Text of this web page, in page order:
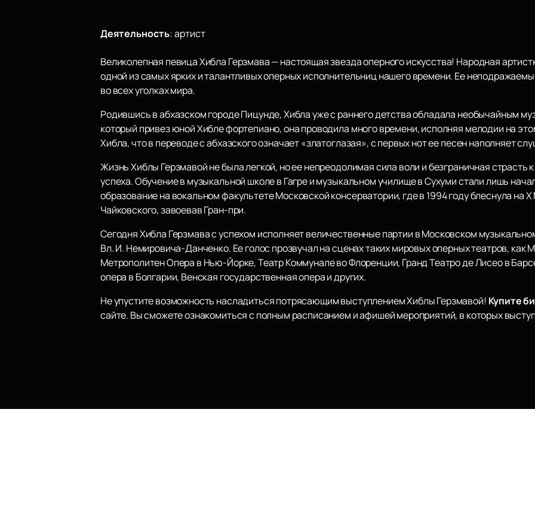
Деятельность:артист
Великолепная певица Хибла Герзмава — настоящая звезда оперного искусства! Народная
одной из самых ярких и талантливых оперных исполнительниц нашего времени. Ее
во всех уголках мира.
Родившись в абхазском городе Пицунде, Хибла уже с раннего детства обладала необычайным
который привез юной Хибле фортепиано, она проводила много времени, исполняя мелодии на
Хибла, что в переводе с абхазского означает «златоглазая», с первых нот ее песен наполняет
Жизнь Хиблы Герзмавой не была легкой, но ее непреодолимая сила воли и безграничная страсть
успеха. Обучение в музыкальной школе в Гагре и музыкальном училище в Сухуми стали лишь
образование на вокальном факультете Московской консерватории, где в 1994 году блеснула
Чайковского, завоевав Гран-при.
Сегодня Хибла Герзмава с успехом исполняет величественные партии в Московском
Вл. И. Немировича-Данченко. Ее голос прозвучал на сценах таких мировых оперных театров, как
Метрополитен Опера в Нью-Йорке, Театр Коммунале во Флоренции, Гранд Театро де Лисео в
опера в Болгарии, Венская государственная опера и других.
Не упустите возможность насладиться потрясающим выступлением Хиблы Герзмавой! Купите
сайте. Вы сможете ознакомиться с полным расписанием и афишей мероприятий, в которых